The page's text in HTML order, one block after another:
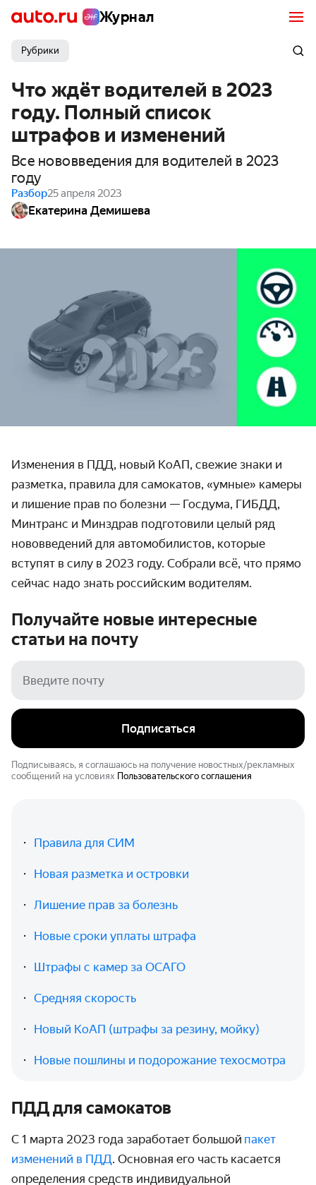
Журнал
Рубрики
Что ждёт водителей в 2023
году. Полный список
штрафов и изменений
Все нововведения для водителей в 2023
году
Разбор25 апреля 2023
Екатерина Демишева
Изменения в ПДД, новый КоАП, свежие знаки и
разметка, правила для самокатов, «умные» камеры
и лишение прав по болезни — Госдума, ГИБДД,
Минтранс и Минздрав подготовили целый ряд
нововведений для автомобилистов, которые
вступят в силу в 2023 году. Собрали всё, что прямо
сейчас надо знать российским водителям.
Получайте новые интересные
статьи на почту
Подписаться
Подписываясь, я соглашаюсь на получение новостных/рекламных
сообщений на условиях Пользовательского соглашения
Правила для СИМ
Новая разметка и островки
Лишение прав за болезнь
Новые сроки уплаты штрафа
Штрафы с камер за ОСАГО
Средняя скорость
Новый КоАП (штрафы за резину, мойку)
Новые пошлины и подорожание техосмотра
ПДД для самокатов
С 1 марта 2023 года заработает большой пакет
изменений в ПДД. Основная его часть касается
определения средств индивидуальной